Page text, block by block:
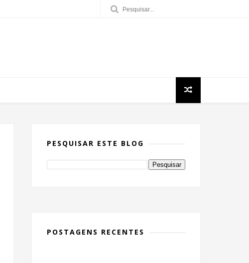
PESQUISAR ESTE BLOG
POSTAGENS RECENTES